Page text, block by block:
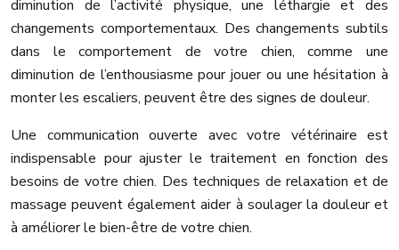
diminution de l’activité physique, une léthargie et des
changements comportementaux. Des changements subtils
dans le comportement de votre chien, comme une
diminution de l’enthousiasme pour jouer ou une hésitation à
monter les escaliers, peuvent être des signes de douleur.
Une communication ouverte avec votre vétérinaire est
indispensable pour ajuster le traitement en fonction des
besoins de votre chien. Des techniques de relaxation et de
massage peuvent également aider à soulager la douleur et
à améliorer le bien-être de votre chien.